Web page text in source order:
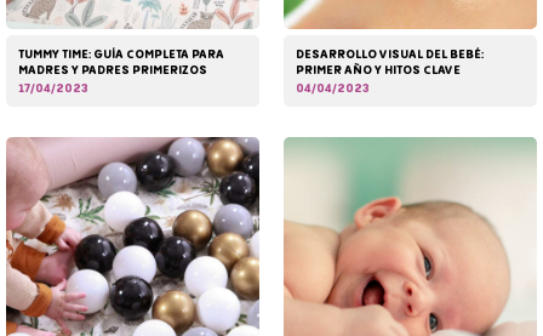
TUMMY TIME: GUÍA COMPLETA PARA
MADRES Y PADRES PRIMERIZOS
17/04/2023
DESARROLLO VISUAL DEL BEBÉ:
PRIMER AÑO Y HITOS CLAVE
04/04/2023